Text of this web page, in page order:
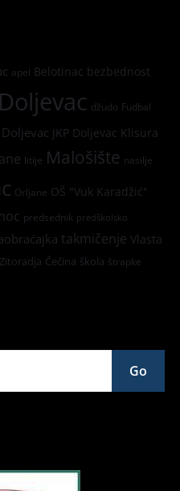
apel Belotinac bezbednost
Doljevac džudo Fudbal
JKP Doljevac Klisura
litije Malošište nasilje
Orljane OŠ "Vuk Karadžić"
predsednik predškolsko
takmičenje Vlasta
Zitoradja Čečina škola štrapke
Go